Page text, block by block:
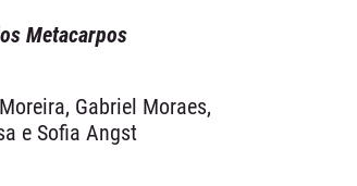
Metacarpos
Gabriel Moraes,
e Sofia Angst